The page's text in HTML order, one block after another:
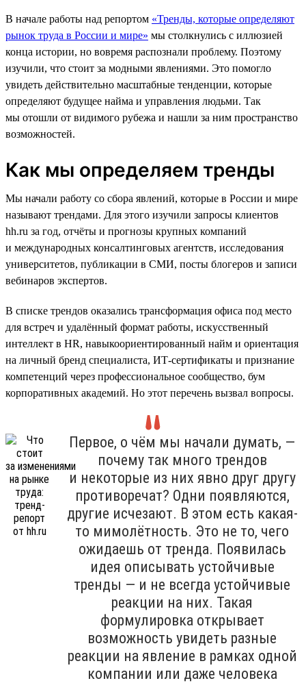
В начале работы над репортом «Тренды, которые определяют
рынок труда в России и мире» мы столкнулись с иллюзией
конца истории, но вовремя распознали проблему. Поэтому
изучили, что стоит за модными явлениями. Это помогло
увидеть действительно масштабные тенденции, которые
определяют будущее найма и управления людьми. Так
мы отошли от видимого рубежа и нашли за ним пространство
возможностей.
Как мы определяем тренды
Мы начали работу со сбора явлений, которые в России и мире
называют трендами. Для этого изучили запросы клиентов
hh.ru за год, отчёты и прогнозы крупных компаний
и международных консалтинговых агентств, исследования
университетов, публикации в СМИ, посты блогеров и записи
вебинаров экспертов.
В списке трендов оказались трансформация офиса под место
для встреч и удалённый формат работы, искусственный
интеллект в HR, навыкоориентированный найм и ориентация
на личный бренд специалиста, ИТ-сертификаты и признание
компетенций через профессиональное сообщество, бум
корпоративных академий. Но этот перечень вызвал вопросы.
Первое, о чём мы начали думать, —
почему так много трендов
и некоторые из них явно друг другу
противоречат? Одни появляются,
другие исчезают. В этом есть какая-
то мимолётность. Это не то, чего
ожидаешь от тренда. Появилась
идея описывать устойчивые
тренды — и не всегда устойчивые
реакции на них. Такая
формулировка открывает
возможность увидеть разные
реакции на явление в рамках одной
компании или даже человека